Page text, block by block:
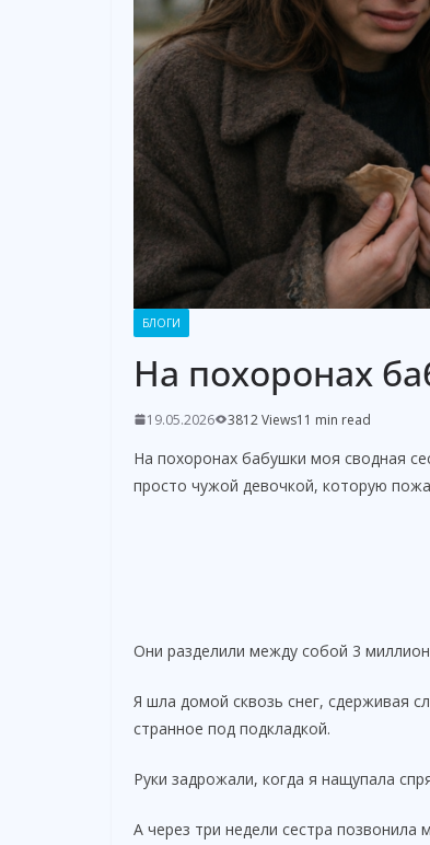
БЛОГИ
На похоронах
19.05.2026 3812 Views11 min read
На похоронах бабушки моя сводная
просто чужой девочкой, которую
Они разделили между собой 3
Я шла домой сквозь снег, сдерживая
странное под подкладкой.
Руки задрожали, когда я нащупала
А через три недели сестра позвонила